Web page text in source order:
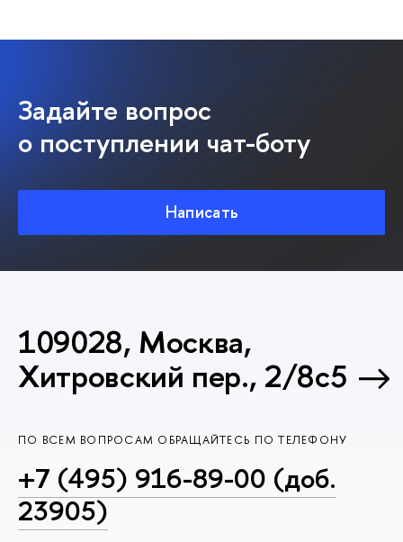
Задайте вопрос
о поступлении чат-боту
Написать
109028, Москва,
Хитровский пер., 2/8с5
ПО ВСЕМ ВОПРОСАМ ОБРАЩАЙТЕСЬ ПО ТЕЛЕФОНУ
+7 (495) 916-89-00 (доб.
23905)